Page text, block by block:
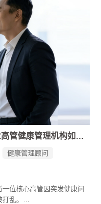
康交给一个专业的健康管
动干预。数据显示，我国
家平均预期寿命仅为59
12小时之间，长期处于高负
服务平台，已经不是锦上添
核心人才突发健康风险，专业高管健康管理机构如何帮企业守住防线？
健康管理顾问
位核心高管因突发健康问
乱。